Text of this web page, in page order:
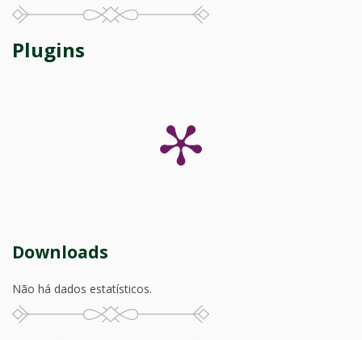
Plugins
Downloads
Não há dados estatísticos.